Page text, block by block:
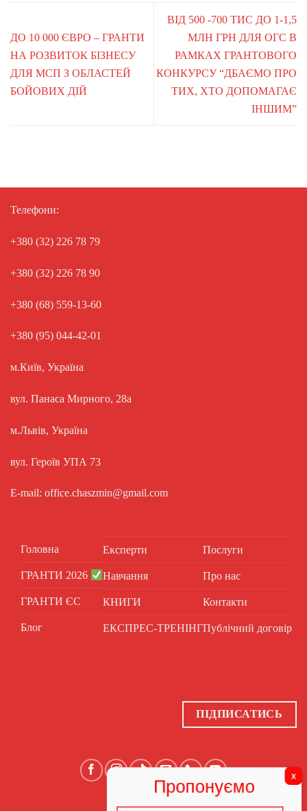
ДО 10 000 ЄВРО – ГРАНТИ
НА РОЗВИТОК БІЗНЕСУ
ДЛЯ МСП З ОБЛАСТЕЙ
БОЙОВИХ ДІЙ
ВІД 500 -700 ТИС ДО 1-1,5
МЛН ГРН ДЛЯ ОГС В
РАМКАХ ГРАНТОВОГО
КОНКУРСУ “ДБАЄМО ПРО
ТИХ, ХТО ДОПОМАГАЄ
ІНШИМ”
Телефони:
+380 (32) 226 78 79
+380 (32) 226 78 90
+380 (68) 559-13-60
+380 (95) 044-42-01
м.Київ, Україна
вул. Панаса Мирного, 28а
м.Львів, Україна
вул. Героїв УПА 73
E-mail: office.chaszmin@gmail.com
Головна
ГРАНТИ 2026
ГРАНТИ ЄС
Блог
Експерти
Навчання
КНИГИ
ЕКСПРЕС-ТРЕНІНГ
Послуги
Про нас
Контакти
Публічний договір
ПІДПИСАТИСЬ